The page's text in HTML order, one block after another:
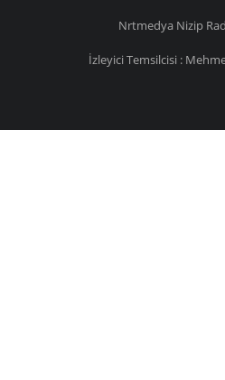
Nrtmedya Nizip
İzleyici Temsilcisi :